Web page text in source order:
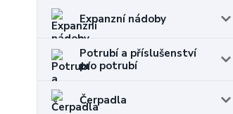
Expanzní nádoby
Potrubí a příslušenství
pro potrubí
Čerpadla